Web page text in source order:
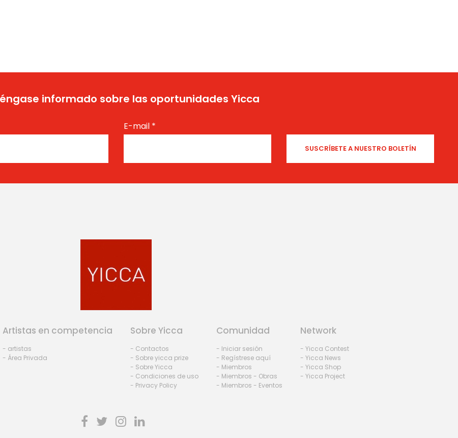
informado sobre las oportunidades Yicca
E-mail *
Artistas en competencia
- artistas
- Área Privada
Sobre Yicca
- Contactos
- Sobre yicca prize
- Sobre Yicca
- Condiciones de uso
- Privacy Policy
Comunidad
- Iniciar sesión
- Regístrese aquí
- Miembros
- Miembros - Obras
- Miembros - Eventos
Network
- Yicca Contest
- Yicca News
- Yicca Shop
- Yicca Project